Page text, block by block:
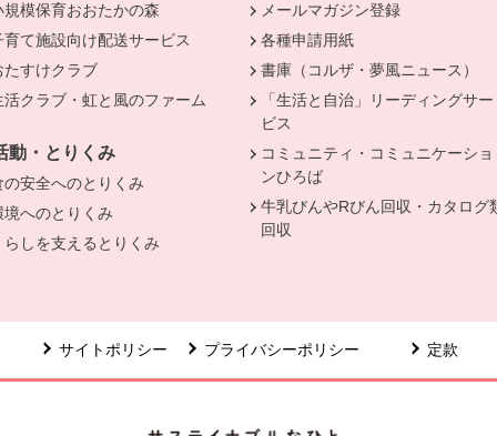
規模保育おおたかの森
育て施設向け配送サービス
たすけクラブ
活クラブ・虹と風のファーム
動・とりくみ
の安全へのとりくみ
境へのとりくみ
らしを支えるとりくみ
メールマガジン登録
各種申請用紙
書庫（コルザ・夢風ニュース）
「生活と自治」リーディングサー
ビス
コミュニティ・コミュニケーショ
ンひろば
牛乳びんやRびん回収・カタログ
回収
サイトポリシー プライバシーポリシー 定款